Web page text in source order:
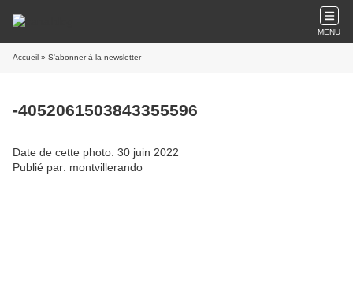
MENU
Accueil » S'abonner à la newsletter
-4052061503843355596
Date de cette photo: 30 juin 2022
Publié par: montvillerando